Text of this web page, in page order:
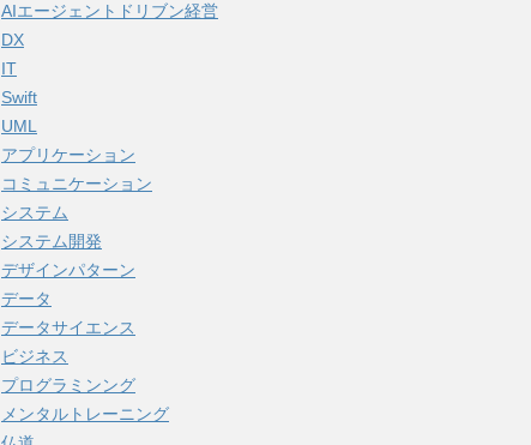
AIエージェントドリブン経営
DX
IT
Swift
UML
アプリケーション
コミュニケーション
システム
システム開発
デザインパターン
データ
データサイエンス
ビジネス
プログラミンング
メンタルトレーニング